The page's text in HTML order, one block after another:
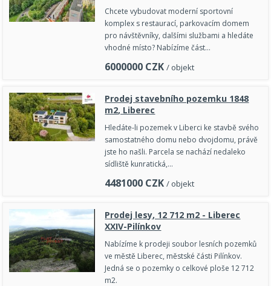
Chcete vybudovat moderní sportovní
komplex s restaurací, parkovacím domem
pro návštěvníky, dalšími službami a hledáte
vhodné místo? Nabízíme část…
6000000 CZK / objekt
Prodej stavebního pozemku 1848
m2, Liberec
Hledáte-li pozemek v Liberci ke stavbě svého
samostatného domu nebo dvojdomu, právě
jste ho našli. Parcela se nachází nedaleko
sídliště kunratická,…
4481000 CZK / objekt
Prodej lesy, 12 712 m2 - Liberec
XXIV-Pilínkov
Nabízíme k prodeji soubor lesních pozemků
ve městě Liberec, městské části Pilínkov.
Jedná se o pozemky o celkové ploše 12 712
m2.